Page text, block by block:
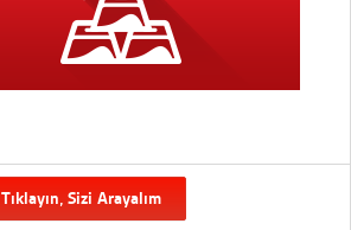
Tıklayın, Sizi Arayalım